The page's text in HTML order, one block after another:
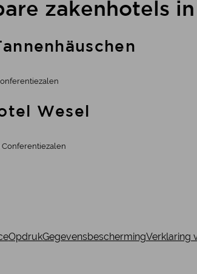
zakenhotels
Wesel
Conferentiezalen
OpdrukGegevensbeschermingVerklaring